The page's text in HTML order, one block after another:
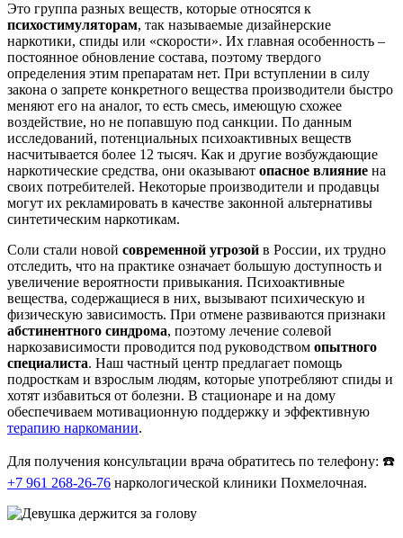
Это группа разных веществ, которые относятся к
психостимуляторам, так называемые дизайнерские
наркотики, спиды или «скорости». Их главная особенность –
постоянное обновление состава, поэтому твердого
определения этим препаратам нет. При вступлении в силу
закона о запрете конкретного вещества производители быстро
меняют его на аналог, то есть смесь, имеющую схожее
воздействие, но не попавшую под санкции. По данным
исследований, потенциальных психоактивных веществ
насчитывается более 12 тысяч. Как и другие возбуждающие
наркотические средства, они оказывают опасное влияние на
своих потребителей. Некоторые производители и продавцы
могут их рекламировать в качестве законной альтернативы
синтетическим наркотикам.
Соли стали новой современной угрозой в России, их трудно
отследить, что на практике означает большую доступность и
увеличение вероятности привыкания. Психоактивные
вещества, содержащиеся в них, вызывают психическую и
физическую зависимость. При отмене развиваются признаки
абстинентного синдрома, поэтому лечение солевой
наркозависимости проводится под руководством опытного
специалиста. Наш частный центр предлагает помощь
подросткам и взрослым людям, которые употребляют спиды и
хотят избавиться от болезни. В стационаре и на дому
обеспечиваем мотивационную поддержку и эффективную
терапию наркомании.
Для получения консультации врача обратитесь по телефону: ☎️
+7 961 268-26-76 наркологической клиники Похмелочная.